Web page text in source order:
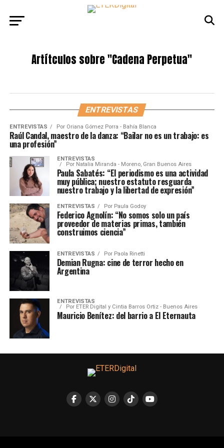
Artítculos sobre"Cadena Perpetua"
ENTREVISTAS
ENTREVISTAS Por Oriana Gómez Porra - Bahía Blanca
Raúl Candal, maestro de la danza: “Bailar no es un trabajo: es
una profesión”
ENTREVISTAS
Por Natalia Miranda - Moreno, Gran Buenos Aires
Paula Sabatés: “El periodismo es una actividad
muy pública; nuestro estatuto resguarda
nuestro trabajo y la libertad de expresión”
ENTREVISTAS Por Paula Godoy
Federico Agnolín: “No somos solo un país
proveedor de materias primas, también
construimos ciencia”
ENTREVISTAS Por Paola Rinetti
Demian Rugna: cine de terror hecho en
Argentina
ENTREVISTAS
Por ETER Digital y Cintia Barros Ortiz - Buenos Aires
Mauricio Benítez: del barrio a El Eternauta